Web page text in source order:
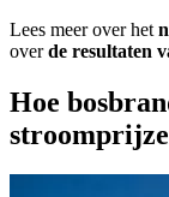
Lees meer over het
overde resultaten
Hoe